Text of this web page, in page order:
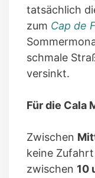
tatsächlich
zum Cap de
schmale
versinkt.
Für die Cala
Zwischen
keine
zwischen 10